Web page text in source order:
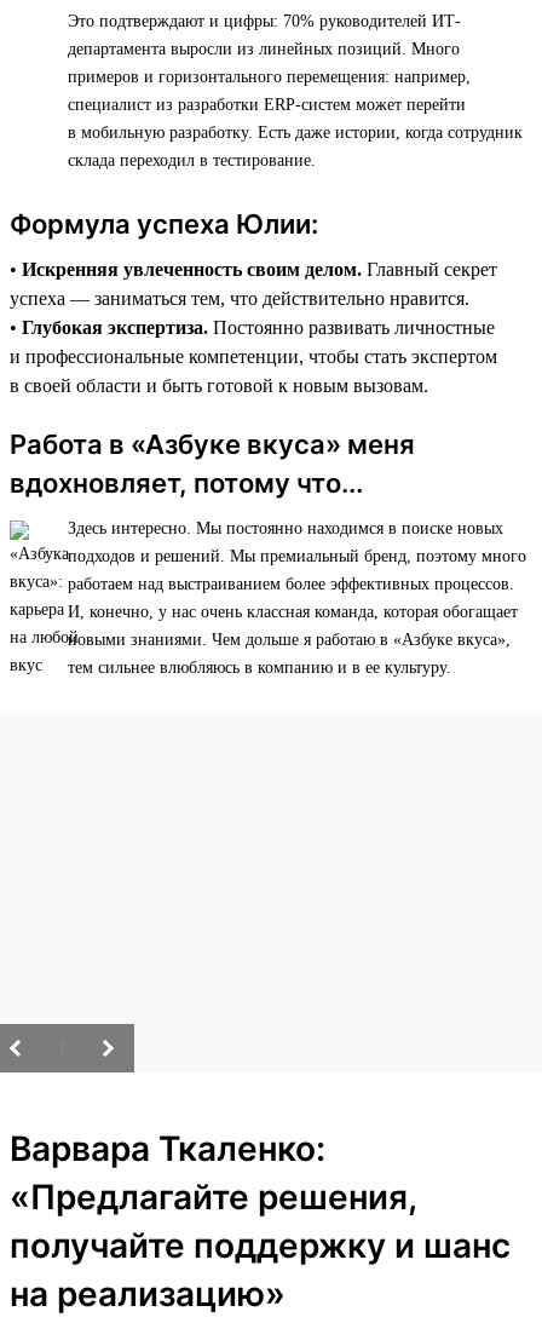
Это подтверждают и цифры: 70% руководителей ИТ-
департамента выросли из линейных позиций. Много
примеров и горизонтального перемещения: например,
специалист из разработки ERP-систем может перейти
в мобильную разработку. Есть даже истории, когда сотрудник
склада переходил в тестирование.
Формула успеха Юлии:
• Искренняя увлеченность своим делом. Главный секрет
успеха — заниматься тем, что действительно нравится.
• Глубокая экспертиза. Постоянно развивать личностные
и профессиональные компетенции, чтобы стать экспертом
в своей области и быть готовой к новым вызовам.
Работа в «Азбуке вкуса» меня
вдохновляет, потому что...
Здесь интересно. Мы постоянно находимся в поиске новых
подходов и решений. Мы премиальный бренд, поэтому много
работаем над выстраиванием более эффективных процессов.
И, конечно, у нас очень классная команда, которая обогащает
новыми знаниями. Чем дольше я работаю в «Азбуке вкуса»,
тем сильнее влюбляюсь в компанию и в ее культуру.
Варвара Ткаленко:
«Предлагайте решения,
получайте поддержку и шанс
на реализацию»